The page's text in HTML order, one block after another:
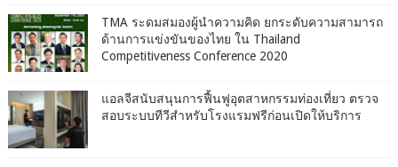
TMA ระดมสมองผู้นำความคิด ยกระดับความสามารถ
ด้านการแข่งขันของไทย ใน Thailand
Competitiveness Conference 2020
แอลจีสนับสนุนการฟื้นฟูอุตสาหกรรมท่องเที่ยว ตรวจ
สอบระบบทีวีสำหรับโรงแรมฟรีก่อนเปิดให้บริการ